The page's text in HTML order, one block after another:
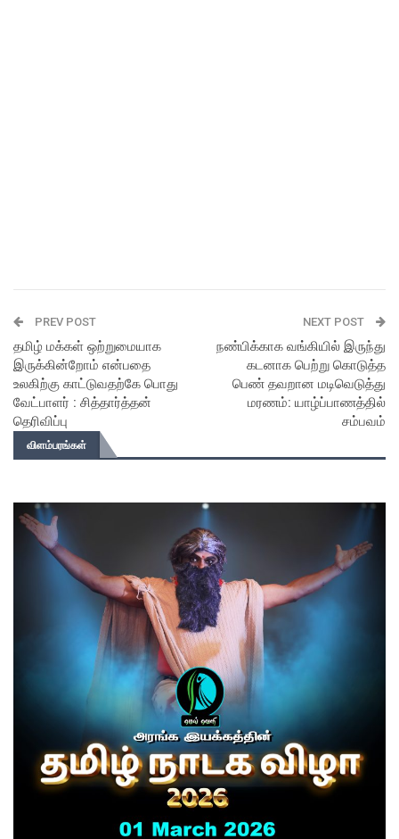
PREV POST
தமிழ் மக்கள் ஒற்றுமையாக
இருக்கின்றோம் என்பதை
உலகிற்கு காட்டுவதற்கே பொது
வேட்பாளர் : சித்தார்த்தன்
தெரிவிப்பு
NEXT POST
நண்பிக்காக வங்கியில் இருந்து
கடனாக பெற்று கொடுத்த
பெண் தவறான மடிவெடுத்து
மரணம்: யாழ்ப்பாணத்தில்
சம்பவம்
விளம்பரங்கள்